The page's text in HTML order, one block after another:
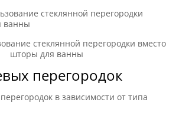
стеклянной перегородки вместо
шторы для ванны
перегородок
в зависимости от типа